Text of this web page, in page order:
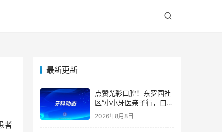
者
最新更新
点赞光彩口腔！东罗园社
区“小小牙医亲子行，口腔
健康伴成长”亲子活动
2026年8月8日